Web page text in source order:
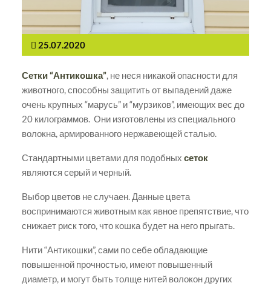
25.07.2020
Сетки “Антикошка”, не неся никакой опасности для
животного, способны защитить от выпадений даже
очень крупных “марусь” и “мурзиков”, имеющих вес до
20 килограммов. Они изготовлены из специального
волокна, армированного нержавеющей сталью.
Стандартными цветами для подобных сеток
являются серый и черный.
Выбор цветов не случаен. Данные цвета
воспринимаются животным как явное препятствие, что
снижает риск того, что кошка будет на него прыгать.
Нити “Антикошки”, сами по себе обладающие
повышенной прочностью, имеют повышенный
диаметр, и могут быть толще нитей волокон других